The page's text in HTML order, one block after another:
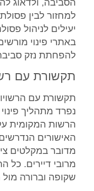
הסביבה, ולדאוג
למחזור לבין
יעילים לניהול
באתרי פינוי
להפחתת נזק
תקשורת עם
תקשורת עם
נפרד מתהליך
הרשות המקומית
האישורים
מדובר במקלטים
מרובי דיירים. כל
שקופה וברורה